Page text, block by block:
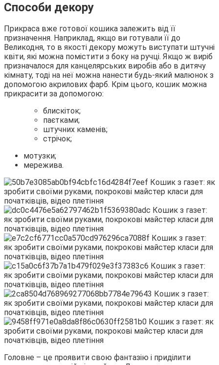
Способи декору
Прикраса вже готової кошика залежить від її
призначення. Наприклад, якщо ви готували її до
Великодня, то в якості декору можуть виступати штучні
квіти, які можна помістити з боку на ручці. Якщо ж виріб
призначалося для канцелярських виробів або в дитячу
кімнату, тоді на неї можна нанести будь-який малюнок з
допомогою акрилових фарб. Крім цього, кошик можна
прикрасити за допомогою:
блискіток;
паєтками;
штучних каменів;
стрічок;
мотузки;
мережива.
Головне – це проявити свою фантазію і приділити